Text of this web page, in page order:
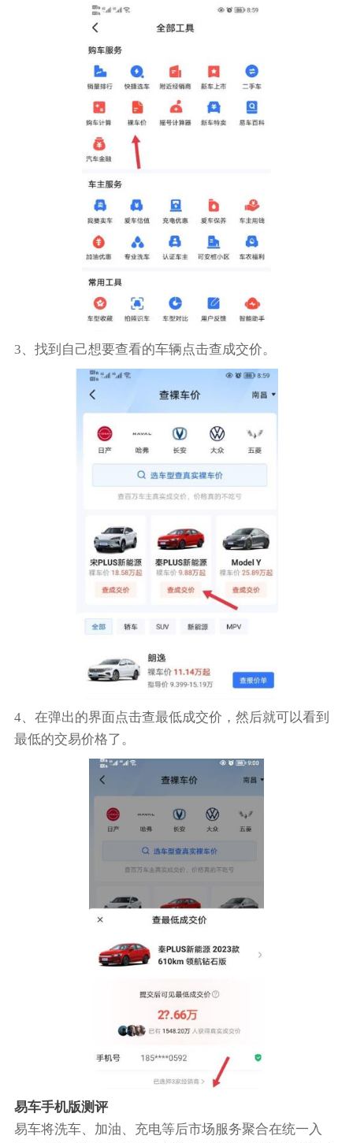
3、找到自己想要查看的车辆点击查成交价。
4、在弹出的界面点击查最低成交价，然后就可以看到
最低的交易价格了。
易车手机版测评
易车将洗车、加油、充电等后市场服务聚合在统一入